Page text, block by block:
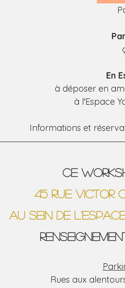
En
à déposer en
à l'Espace
Informations et
Ce
45 Rue Victor
au sein de
Rues aux